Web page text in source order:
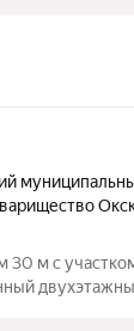
м с